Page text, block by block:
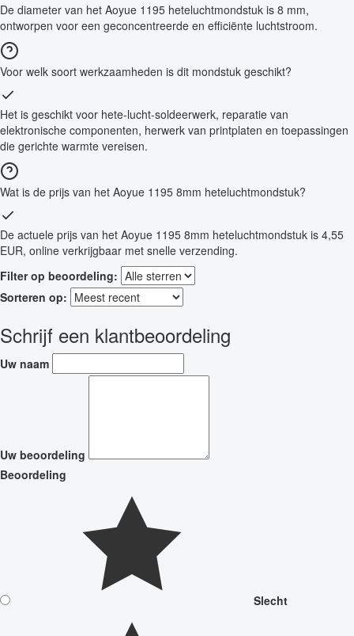
De diameter van het Aoyue 1195 heteluchtmondstuk is 8 mm,
ontworpen voor een geconcentreerde en efficiënte luchtstroom.
Voor welk soort werkzaamheden is dit mondstuk geschikt?
Het is geschikt voor hete-lucht-soldeerwerk, reparatie van
elektronische componenten, herwerk van printplaten en toepassingen
die gerichte warmte vereisen.
Wat is de prijs van het Aoyue 1195 8mm heteluchtmondstuk?
De actuele prijs van het Aoyue 1195 8mm heteluchtmondstuk is 4,55
EUR, online verkrijgbaar met snelle verzending.
Filter op beoordeling:
Sorteren op:
Schrijf een klantbeoordeling
Uw naam
Uw beoordeling
Beoordeling
Slecht